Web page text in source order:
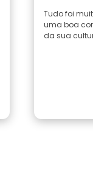
Tudo foi
uma boa
da sua